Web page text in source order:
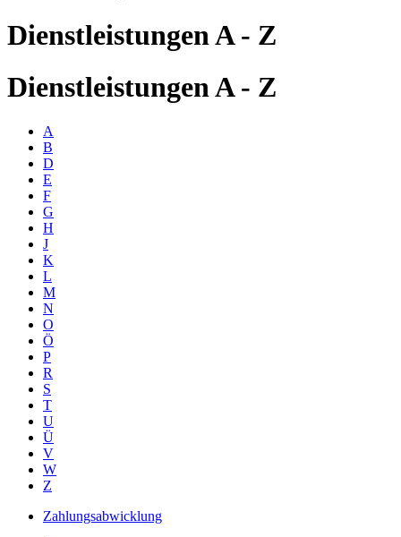
Dienstleistungen A - Z
Dienstleistungen A - Z
A
B
D
E
F
G
H
J
K
L
M
N
O
Ö
P
R
S
T
U
Ü
V
W
Z
Zahlungsabwicklung